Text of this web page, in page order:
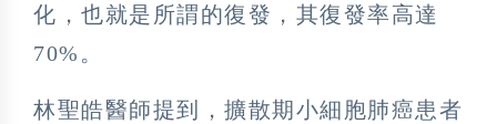
化，也就是所謂的復發，其復發率高達
70%。
林聖皓醫師提到，擴散期小細胞肺癌患者